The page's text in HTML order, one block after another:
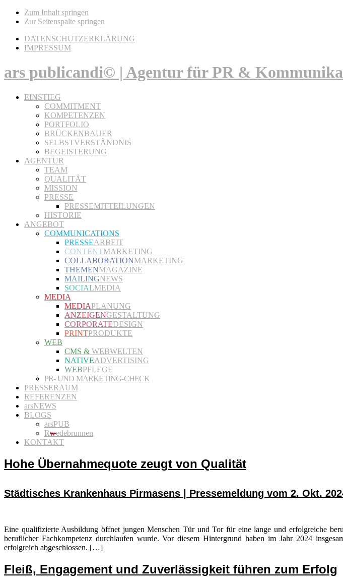
Zum Inhalt springen
Zur Seitenspalte springen
DATENSCHUTZERKLÄRUNG
IMPRESSUM
ars publicandi© | Agentur für PR &
EINSTIEG
COMMITMENT
KOMPETENZEN
PORTFOLIO
BRÜCKENBAUER
SELBSTVERSTÄNDNIS
BEGEISTERUNG
AGENTUR
TEAM
QUALITÄT
MISSION
PRESSE
PRESSEMITTEILUNGEN
HISTORIE
ANGEBOT
COMMUNICATIONS
PRESSEARBEIT
CONTENTMARKETING
COLLABORATIONMARKETING
THEMENMAGAZINE
MAILINGNEWS
SOCIALMEDIA
MEDIA
MEDIAPLANUNG
ANZEIGENGESTALTUNG
CORPORATEDESIGN
PRINTPRODUKTE
WEB
CMS & WEBWELTEN
NATIVEADVERTISING
WEBPFLEGE
PR- UND MARKETING-CHECK
PRESSERAUM
REFERENZEN
arsNEWS
BLOGS
arsPUB
Rwedebrunnen
KONTAKT
Hohe Übernahmequote zeugt von Qualität
Städtisches Krankenhaus Pirmasens | Pressemeldung vom 2. Okt.
Eine qualifizierte Ausbildung öffnet jungen Menschen Tür und Tor für eine lange und erfolgreiche
beruflicher Fachkompetenz durchlaufen wurde. Vor diesem Hintergrund haben im Jahr 2024
erfolgreich abgeschlossen. […]
Fleiß, Engagement und Zuverlässigkeit führen zum Erfolg